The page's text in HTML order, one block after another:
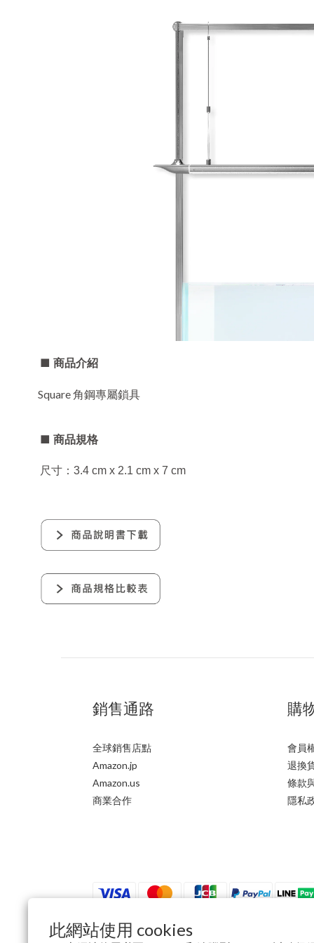
此網站使用 cookies
■ 商品介紹
Square 角鋼專屬鎖具
■ 商品規格
   尺寸：3.4 cm x 2.1 cm
x 7 cm
銷售通路
全球銷售店點
Amazon.jp
Amazon.us
商業合作
購
會員
退換
條款
隱私